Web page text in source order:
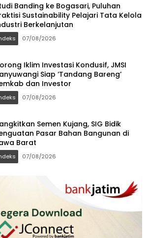
Banding ke Bogasari, Puluhan
Sustainability Pelajari Tata Kelola
Berkelanjutan
07/08/2026
Iklim Investasi Kondusif, JMSI
Siap ‘Tandang Bareng’
dan Investor
07/08/2026
Semen Kujang, SIG Bidik
Pasar Bahan Bangunan di
Barat
07/08/2026